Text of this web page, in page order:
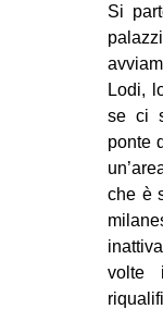
Si
Lodi,
se ci
ponte
che è
volte